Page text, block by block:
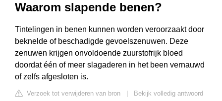
Waarom slapende benen?
Tintelingen in benen kunnen worden veroorzaakt door
beknelde of beschadigde gevoelszenuwen. Deze
zenuwen krijgen onvoldoende zuurstofrijk bloed
doordat één of meer slagaderen in het been vernauwd
of zelfs afgesloten is.
Verzoek tot verwijderen van bron
Bekijk volledig antwoord